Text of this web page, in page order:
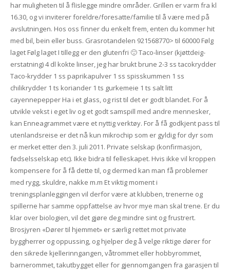
har muligheten til å flislegge mindre områder. Grillen er varm fra kl
16.30, og vi inviterer foreldre/foresatte/familie til å være med på
avslutningen. Hos oss finner du enkelt frem, enten du kommer hit
med bil, bein eller buss. Grasrotandelen 921568770> til 60000 Følg
laget Følg laget I tillegg er den glutenfri 🙂 Taco-linser (kjøttdeig-
erstatning) 4 dl kokte linser, jeg har brukt brune 2-3 ss tacokrydder
Taco-krydder 1 ss paprikapulver 1 ss spisskummen 1 ss
chilikrydder 1 ts koriander 1 ts gurkemeie 1 ts salt litt
cayennepepper Ha i et glass, og rist til det er godt blandet. For å
utvikle vekst i eget liv og et godt samspill med andre mennesker,
kan Enneagrammet være et nyttig verktøy. For å få godkjent pass til
utenlandsreise er det nå kun mikrochip som er gyldig for dyr som
er merket etter den 3. juli 2011. Private selskap (konfirmasjon,
fødselsselskap etc). Ikke bidra til felleskapet. Hvis ikke vil kroppen
kompensere for å få dette til, og dermed kan man få problemer
med rygg, skuldre, nakke m.m Et viktig moment i
treningsplanleggingen vil derfor være at klubben, trenerne og
spillerne har samme oppfattelse av hvor mye man skal trene. Er du
klar over biologien, vil det gjøre deg mindre sint og frustrert.
Brosjyren «Dører til hjemmet» er særlig rettet mot private
byggherrer og oppussing, og hjelper deg å velge riktige dører for
den sikrede kjellerinngangen, våtrommet eller hobbyrommet,
barnerommet, takutbygget eller for gjennomgangen fra garasjen til